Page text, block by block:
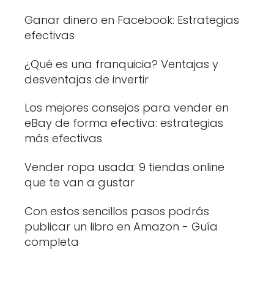
Ganar dinero en Facebook: Estrategias
efectivas
¿Qué es una franquicia? Ventajas y
desventajas de invertir
Los mejores consejos para vender en
eBay de forma efectiva: estrategias
más efectivas
Vender ropa usada: 9 tiendas online
que te van a gustar
Con estos sencillos pasos podrás
publicar un libro en Amazon - Guía
completa